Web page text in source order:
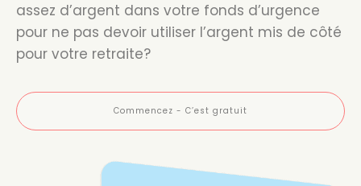
assez d’argent dans votre fonds d’urgence
pour ne pas devoir utiliser l’argent mis de côté
pour votre retraite?
Commencez - C’est gratuit